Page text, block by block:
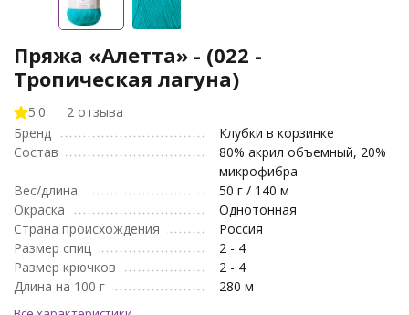
Пряжа «Алетта» - (022 -
Тропическая лагуна)
5.0
2 отзыва
Бренд
Клубки в корзинке
Состав
80% акрил объемный, 20%
микрофибра
Вес/длина
50 г / 140 м
Окраска
Однотонная
Страна происхождения
Россия
Размер спиц
2 - 4
Размер крючков
2 - 4
Длина на 100 г
280 м